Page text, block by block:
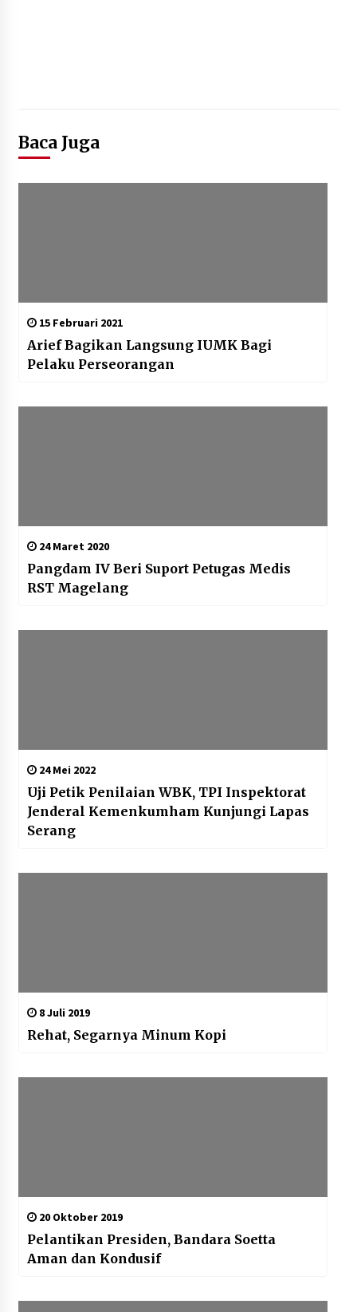
Baca Juga
15 Februari 2021
Arief Bagikan Langsung IUMK Bagi
Pelaku Perseorangan
24 Maret 2020
Pangdam IV Beri Suport Petugas Medis
RST Magelang
24 Mei 2022
Uji Petik Penilaian WBK, TPI Inspektorat
Jenderal Kemenkumham Kunjungi Lapas
Serang
8 Juli 2019
Rehat, Segarnya Minum Kopi
20 Oktober 2019
Pelantikan Presiden, Bandara Soetta
Aman dan Kondusif